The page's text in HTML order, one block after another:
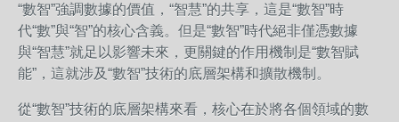
“數智”強調數據的價值，“智慧”的共享，這是“數智”時
代“數”與“智”的核心含義。但是“數智”時代絕非僅憑數據
與“智慧”就足以影響未來，更關鍵的作用機制是“數智賦
能”，這就涉及“數智”技術的底層架構和擴散機制。
從“數智”技術的底層架構來看，核心在於將各個領域的數